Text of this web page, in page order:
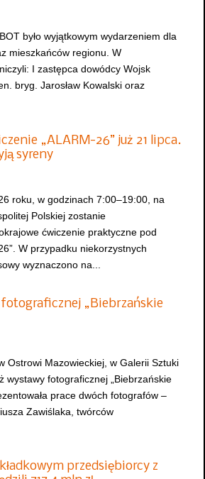
było wyjątkowym wydarzeniem dla
mieszkańców regionu. W
I zastępca dowódcy Wojsk
bryg. Jarosław Kowalski oraz
„ALARM-26” już 21 lipca.
syreny
roku, w godzinach 7:00–19:00, na
Polskiej zostanie
ćwiczenie praktyczne pod
W przypadku niekorzystnych
wyznaczono na...
„Biebrzańskie
Ostrowi Mazowieckiej, w Galerii Sztuki
wystawy fotograficznej „Biebrzańskie
prace dwóch fotografów –
Zawiślaka, twórców
przedsiębiorcy z